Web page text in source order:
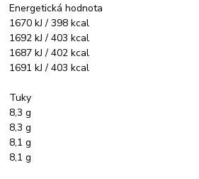
Energetická hodnota
1670 kJ / 398 kcal
1692 kJ / 403 kcal
1687 kJ / 402 kcal
1691 kJ / 403 kcal
Tuky
8,3 g
8,3 g
8,1 g
8,1 g